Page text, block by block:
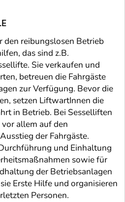
reibungslosen Betrieb
das sind z.B.
Sie verkaufen und
betreuen die Fahrgäste
zur Verfügung. Bevor die
setzen LiftwartInnen die
in Betrieb. Bei Sesselliften
allem auf den
der Fahrgäste.
und Einhaltung
sowie für
der Betriebsanlagen
Erste Hilfe und organisieren
Personen.